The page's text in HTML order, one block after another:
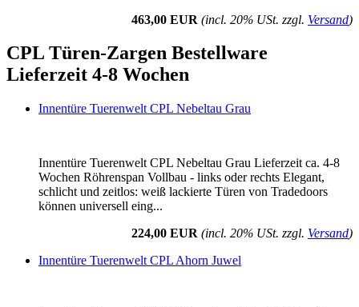
463,00 EUR (incl. 20% USt. zzgl. Versand)
CPL Türen-Zargen Bestellware
Lieferzeit 4-8 Wochen
Innentüre Tuerenwelt CPL Nebeltau Grau
Innentüre Tuerenwelt CPL Nebeltau Grau Lieferzeit ca. 4-8
Wochen Röhrenspan Vollbau - links oder rechts Elegant,
schlicht und zeitlos: weiß lackierte Türen von Tradedoors
können universell eing...
224,00 EUR (incl. 20% USt. zzgl. Versand)
Innentüre Tuerenwelt CPL Ahorn Juwel